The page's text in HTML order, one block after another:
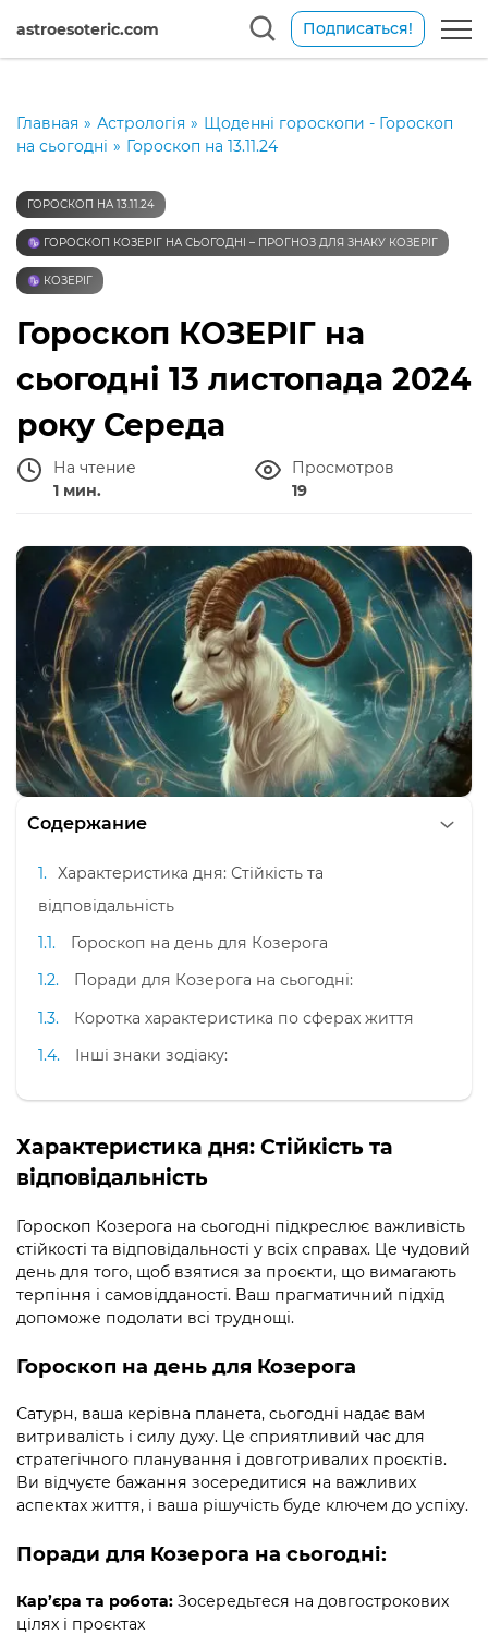
astroesoteric.com Подписаться!
Главная » Астрологія » Щоденні гороскопи - Гороскоп
на сьогодні » Гороскоп на 13.11.24
ГОРОСКОП НА 13.11.24
♑️ ГОРОСКОП КОЗЕРІГ НА СЬОГОДНІ – ПРОГНОЗ ДЛЯ ЗНАКУ КОЗЕРІГ
♑️ КОЗЕРІГ
Гороскоп КОЗЕРІГ на
сьогодні 13 листопада 2024
року Середа
На чтение
1 мин.
Просмотров
19
Содержание
Характеристика дня: Стійкість та
відповідальність
Гороскоп на день для Козерога
Поради для Козерога на сьогодні:
Коротка характеристика по сферах життя
Інші знаки зодіаку:
Характеристика дня: Стійкість та
відповідальність
Гороскоп Козерога на сьогодні підкреслює важливість
стійкості та відповідальності у всіх справах. Це чудовий
день для того, щоб взятися за проєкти, що вимагають
терпіння і самовідданості. Ваш прагматичний підхід
допоможе подолати всі труднощі.
Гороскоп на день для Козерога
Сатурн, ваша керівна планета, сьогодні надає вам
витривалість і силу духу. Це сприятливий час для
стратегічного планування і довготривалих проєктів.
Ви відчуєте бажання зосередитися на важливих
аспектах життя, і ваша рішучість буде ключем до успіху.
Поради для Козерога на сьогодні:
Кар’єра та робота: Зосередьтеся на довгострокових
цілях і проєктах